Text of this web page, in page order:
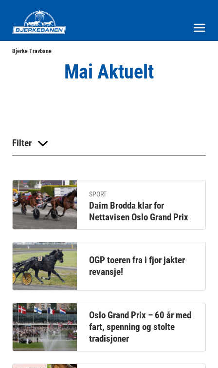
Bjerke Travbane
Mai Aktuelt
Filter
SPORT
Daim Brodda klar for
Nettavisen Oslo Grand Prix
OGP toeren fra i fjor jakter
revansje!
Oslo Grand Prix – 60 år med
fart, spenning og stolte
tradisjoner